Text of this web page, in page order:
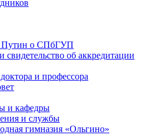
Путин о СПбГУП
свидетельство об аккредитации
и профессора
и кафедры
и службы
гимназия «Ольгино»